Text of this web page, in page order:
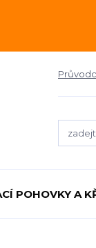
POHOVKY A